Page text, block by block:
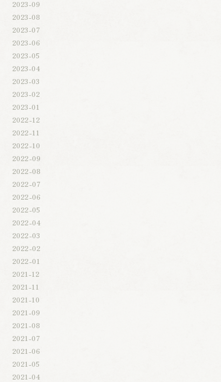
2023-09
2023-08
2023-07
2023-06
2023-05
2023-04
2023-03
2023-02
2023-01
2022-12
2022-11
2022-10
2022-09
2022-08
2022-07
2022-06
2022-05
2022-04
2022-03
2022-02
2022-01
2021-12
2021-11
2021-10
2021-09
2021-08
2021-07
2021-06
2021-05
2021-04